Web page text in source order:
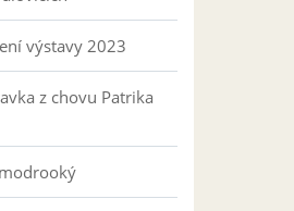
výstavy 2023
z chovu Patrika